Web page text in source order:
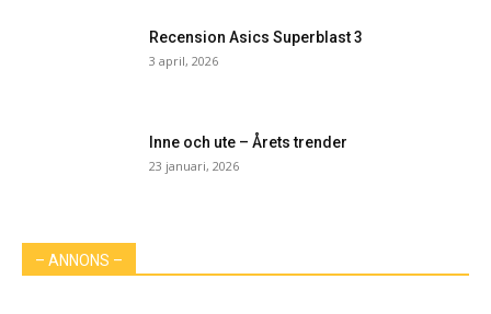
Recension Asics Superblast 3
3 april, 2026
Inne och ute – Årets trender
23 januari, 2026
– ANNONS –